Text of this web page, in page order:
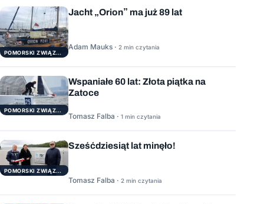
POMORSKI ZWIĄZEK ŻEGLARSKI
Jacht „Orion” ma już 89 lat
Adam Mauks · 2 min czytania
POMORSKI ZWIĄZEK ŻEGLARSKI
Wspaniałe 60 lat: Złota piątka na
Zatoce
Tomasz Falba · 1 min czytania
POMORSKI ZWIĄZEK ŻEGLARSKI
Sześćdziesiąt lat minęło!
Tomasz Falba · 2 min czytania